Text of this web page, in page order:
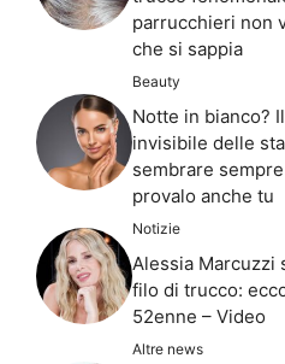
parrucchieri non
che si sappia
Beauty
Notte in bianco?
invisibile delle
sembrare
provalo anche tu
Notizie
Alessia Marcuzzi
filo di trucco:
52enne – Video
Altre news